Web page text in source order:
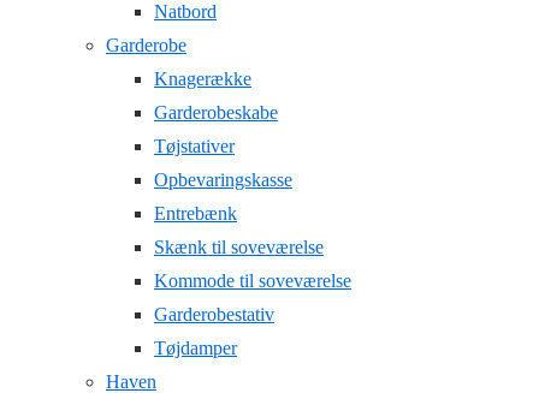
Natbord
Garderobe
Knagerække
Garderobeskabe
Tøjstativer
Opbevaringskasse
Entrebænk
Skænk til soveværelse
Kommode til soveværelse
Garderobestativ
Tøjdamper
Haven